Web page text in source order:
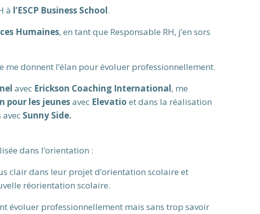
à l’ESCP Business School.
Humaines, en tant que Responsable RH, j’en sors
donnent l’élan pour évoluer professionnellement.
avec Erickson Coaching International, me
pour les jeunesavec Elevatio et dans la réalisation
Sunny Side.
dans l’orientation :
clair dans leur projet d’orientation scolaire et
réorientation scolaire.
évoluer professionnellement mais sans trop savoir